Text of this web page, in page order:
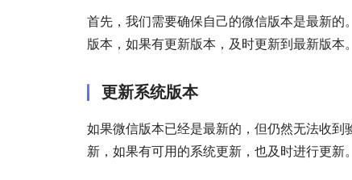
首先，我们需要确保自己的微信版本是最新
版本，如果有更新版本，及时更新到最新版本。
更新系统版本
如果微信版本已经是最新的，但仍然无法收
新，如果有可用的系统更新，也及时进行更新。